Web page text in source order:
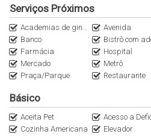
Quadra Squash
Pet Place
Playground, brinquedoteca e salão
Churrasqueira e áreas comuns com
Localização privilegiada:
A Vila Romana é um dos bairros
vizinha da Pompéia, Perdizes e
arborizadas e tranquilas,
Serviços Próximos
Academias de ginástica Avenida
Banco
Bistrô com
Farmácia
Hospital
Mercado
Metrô
Praça/Parque
Restaurante
Básico
Aceita Pet Acesso a
Cozinha Americana
Elevador